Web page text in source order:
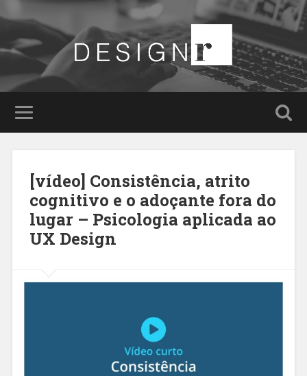
[vídeo] Consistência, atrito
cognitivo e o adoçante fora do
lugar – Psicologia aplicada ao
UX Design